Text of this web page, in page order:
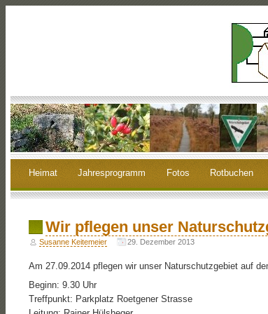
Heimat Jahresprogramm Fotos Rotbuchen
Wir pflegen unser
Susanne Keitemeier 29. Dezember 2013
Am 27.09.2014 pflegen wir unser Naturschutzgebiet auf
Beginn: 9.30 Uhr
Treffpunkt: Parkplatz Roetgener Strasse